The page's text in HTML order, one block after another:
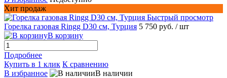
Хит продаж
Быстрый просмотр
Горелка газовая Ringg D30 см, Турция 5 750 руб. / шт
В корзину
Подробнее
Купить в 1 клик К сравнению
В избранное
В наличии